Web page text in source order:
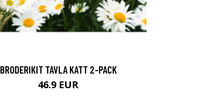
BRODERIKIT TAVLA KATT 2-PACK
46.9 EUR